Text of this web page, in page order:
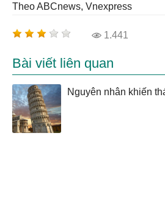
Theo ABCnews, Vnexpress
1.441
Bài viết liên quan
Nguyên nhân khiến